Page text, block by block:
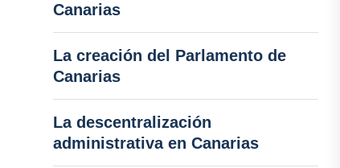
Canarias
La creación del Parlamento de
Canarias
La descentralización
administrativa en Canarias